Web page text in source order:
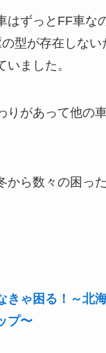
はずっとFF車な
型が存在しない
ました。
りがあって他の
から数々の困っ
きゃ困る！～北
プ〜